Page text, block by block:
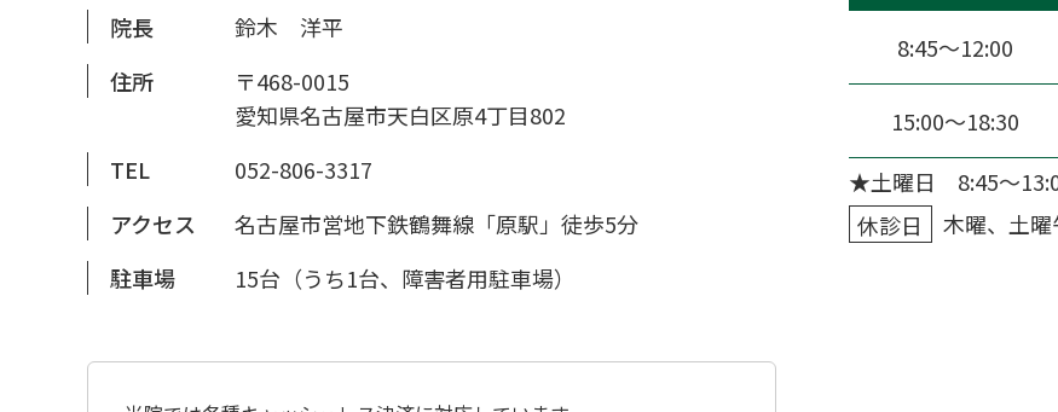
院長
鈴木 洋平
住所
〒468-0015
愛知県名古屋市天白区原4丁目802
TEL
052-806-3317
アクセス
名古屋市営地下鉄鶴舞線「原駅」徒歩5分
駐車場
15台（うち1台、障害者用駐車場）
★土曜日 8:45～
休診日
木曜、土
8:45〜12:00
15:00〜18:30